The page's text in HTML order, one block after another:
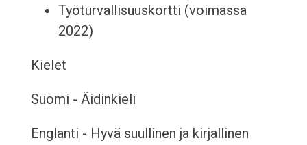
Työturvallisuuskortti (voimassa
2022)
Kielet
Suomi - Äidinkieli
Englanti - Hyvä suullinen ja kirjallinen